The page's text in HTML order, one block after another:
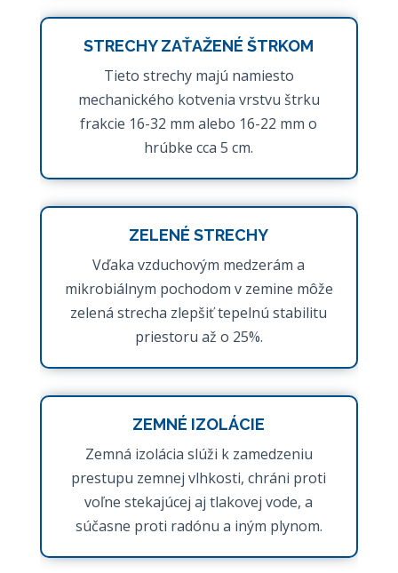
STRECHY ZAŤAŽENÉ ŠTRKOM
Tieto strechy majú namiesto
mechanického kotvenia vrstvu štrku
frakcie 16-32 mm alebo 16-22 mm o
hrúbke cca 5 cm.
ZELENÉ STRECHY
Vďaka vzduchovým medzerám a
mikrobiálnym pochodom v zemine môže
zelená strecha zlepšiť tepelnú stabilitu
priestoru až o 25%.
ZEMNÉ IZOLÁCIE
Zemná izolácia slúži k zamedzeniu
prestupu zemnej vlhkosti, chráni proti
voľne stekajúcej aj tlakovej vode, a
súčasne proti radónu a iným plynom.